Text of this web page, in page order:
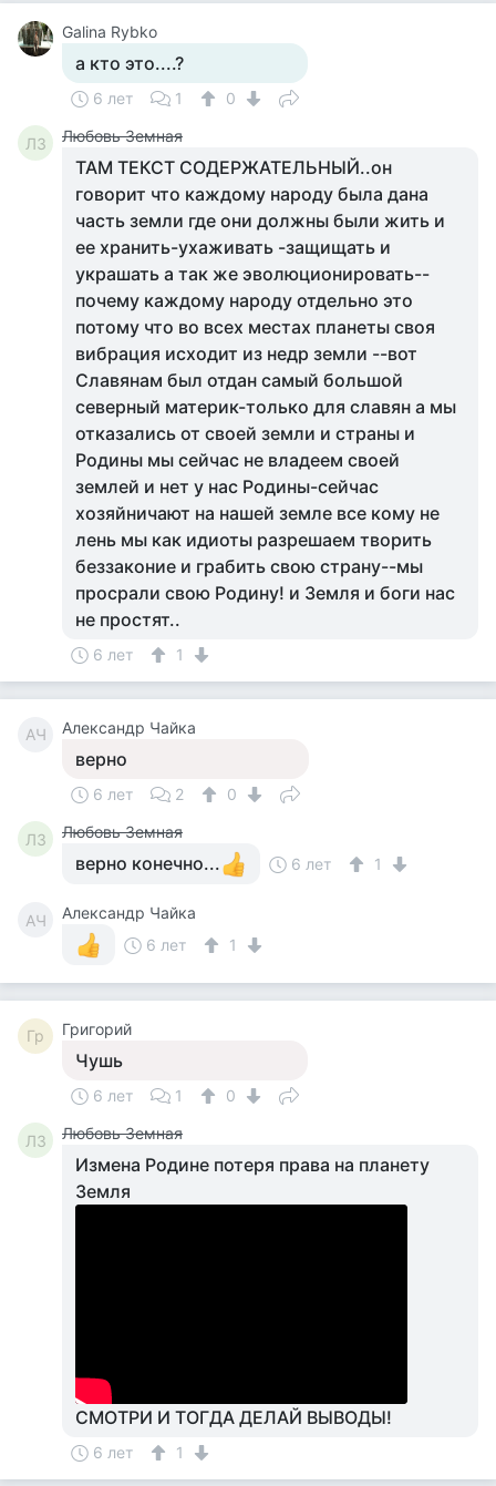
Galina Rybko
а кто это....?
6 лет 1 0
ЛЗ Любовь Земная
ТАМ ТЕКСТ СОДЕРЖАТЕЛЬНЫЙ..он
говорит что каждому народу была дана
часть земли где они должны были жить и
ее хранить-ухаживать -защищать и
украшать а так же эволюционировать--
почему каждому народу отдельно это
потому что во всех местах планеты своя
вибрация исходит из недр земли --вот
Славянам был отдан самый большой
северный материк-только для славян а мы
отказались от своей земли и страны и
Родины мы сейчас не владеем своей
землей и нет у нас Родины-сейчас
хозяйничают на нашей земле все кому не
лень мы как идиоты разрешаем творить
беззаконие и грабить свою страну--мы
просрали свою Родину! и Земля и боги нас
не простят..
6 лет 1
АЧ Александр Чайка
верно
6 лет 2 0
ЛЗ Любовь Земная
верно конечно... 6 лет 1
АЧ
Александр Чайка
6 лет
1
Гр Григорий
Чушь
6 лет 1 0
ЛЗ Любовь Земная
Измена Родине потеря права на планету
Земля
СМОТРИ И ТОГДА ДЕЛАЙ ВЫВОДЫ!
6 лет 1